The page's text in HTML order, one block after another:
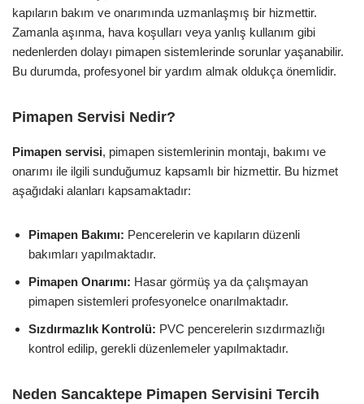
kapıların bakım ve onarımında uzmanlaşmış bir hizmettir.
Zamanla aşınma, hava koşulları veya yanlış kullanım gibi
nedenlerden dolayı pimapen sistemlerinde sorunlar yaşanabilir.
Bu durumda, profesyonel bir yardım almak oldukça önemlidir.
Pimapen Servisi Nedir?
Pimapen servisi, pimapen sistemlerinin montajı, bakımı ve
onarımı ile ilgili sunduğumuz kapsamlı bir hizmettir. Bu hizmet
aşağıdaki alanları kapsamaktadır:
Pimapen Bakımı: Pencerelerin ve kapıların düzenli
bakımları yapılmaktadır.
Pimapen Onarımı: Hasar görmüş ya da çalışmayan
pimapen sistemleri profesyonelce onarılmaktadır.
Sızdırmazlık Kontrolü: PVC pencerelerin sızdırmazlığı
kontrol edilip, gerekli düzenlemeler yapılmaktadır.
Neden Sancaktepe Pimapen Servisini Tercih